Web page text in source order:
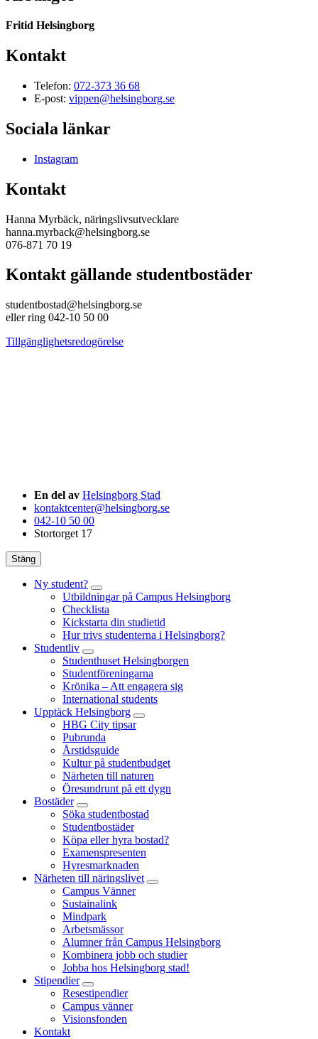
Fritid Helsingborg
Kontakt
Telefon: 072-373 36 68
E-post: vippen@helsingborg.se
Sociala länkar
Instagram
Kontakt
Hanna Myrbäck, näringslivsutvecklare
hanna.myrback@helsingborg.se
076-871 70 19
Kontakt gällande studentbostäder
studentbostad@helsingborg.se
eller ring 042-10 50 00
Tillgänglighetsredogörelse
En del av Helsingborg Stad
kontaktcenter@helsingborg.se
042-10 50 00
Stortorget 17
Stäng
Ny student?
Utbildningar på Campus Helsingborg
Checklista
Kickstarta din studietid
Hur trivs studenterna i Helsingborg?
Studentliv
Studenthuset Helsingborgen
Studentföreningarna
Krönika – Att engagera sig
International students
Upptäck Helsingborg
HBG City tipsar
Pubrunda
Årstidsguide
Kultur på studentbudget
Närheten till naturen
Öresundrunt på ett dygn
Bostäder
Söka studentbostad
Studentbostäder
Köpa eller hyra bostad?
Examenspresenten
Hyresmarknaden
Närheten till näringslivet
Campus Vänner
Sustainalink
Mindpark
Arbetsmässor
Alumner från Campus Helsingborg
Kombinera jobb och studier
Jobba hos Helsingborg stad!
Stipendier
Resestipendier
Campus vänner
Visionsfonden
Kontakt